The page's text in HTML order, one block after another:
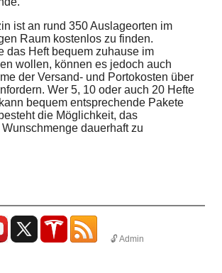
ist an rund 350 Auslageorten im
Raum kostenlos zu finden.
das Heft bequem zuhause im
wollen, können es jedoch auch
der Versand- und Portokosten über
Wer 5, 10 oder auch 20 Hefte
bequem entsprechende Pakete
die Möglichkeit, das
dauerhaft zu
🔓 Admin